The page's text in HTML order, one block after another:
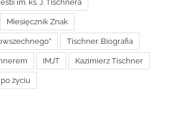
im. ks. J. Tischnera
Miesięcznik Znak
Tischner. Biografia
IMJT Kazimierz Tischner
życiu